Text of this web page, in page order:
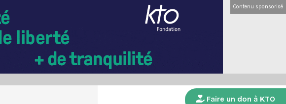
Contenu sponsorisé
Faire un don à KTO